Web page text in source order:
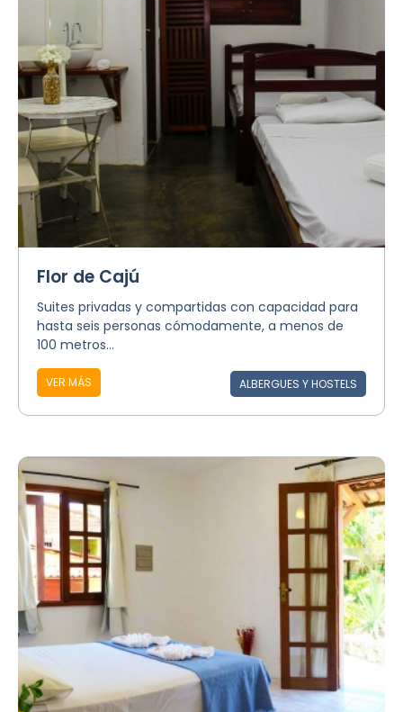
Flor de Cajú
Suites privadas y compartidas con capacidad para
hasta seis personas cómodamente, a menos de
100 metros...
VER MÁS ALBERGUES Y HOSTELS